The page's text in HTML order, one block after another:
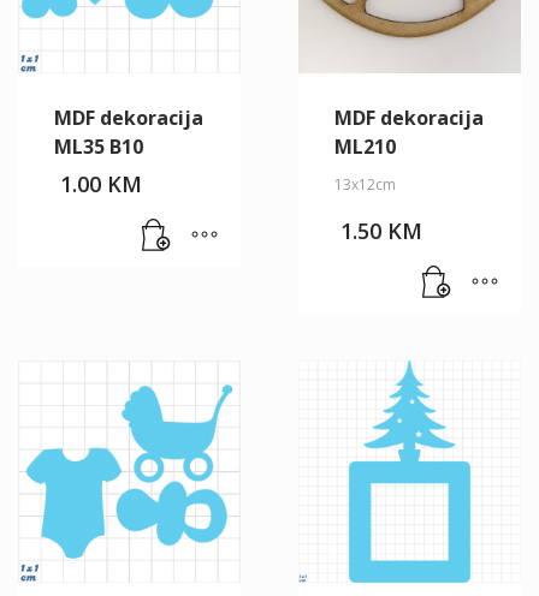
MDF dekoracija
ML35 B10
1.00 KM
MDF dekoracija
ML210
13x12cm
1.50 KM